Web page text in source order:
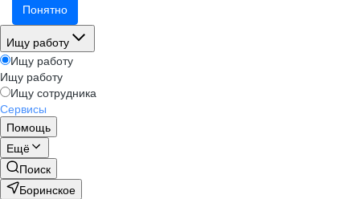
Понятно
Ищу работу
Ищу работу
Ищу работу
Ищу сотрудника
Сервисы
Помощь
Ещё
Поиск
Боринское